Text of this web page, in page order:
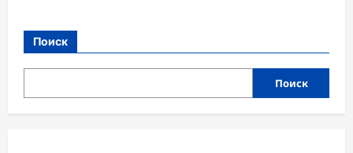
Поиск
Поиск